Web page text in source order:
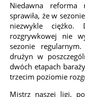
Niedawna reforma
sprawiła, że w
niezwykle
rozgrywkowej nie
sezonie
drużyn w
dwóch etapach
trzecim poziomie
Mistrz naszej ligi,